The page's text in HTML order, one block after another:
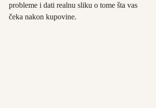
probleme i dati realnu sliku o tome šta vas
čeka nakon kupovine.